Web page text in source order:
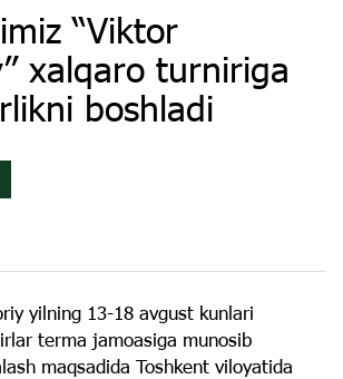
“Viktor
xalqaro turniriga
boshladi
yilning 13-18 avgust kunlari
terma jamoasiga munosib
maqsadida Toshkent viloyatida